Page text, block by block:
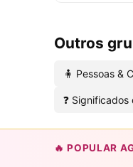
Outros
🧍 Pessoas &
❓ Significados
🔥 POPULAR